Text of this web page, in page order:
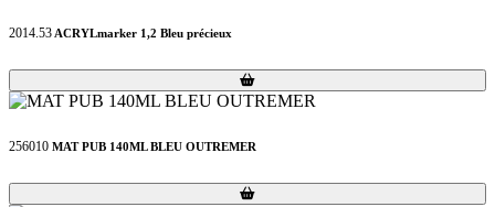
2014.53 ACRYLmarker 1,2 Bleu précieux
Loading...
Loading...
256010 MAT PUB 140ML BLEU OUTREMER
Loading...
Loading...